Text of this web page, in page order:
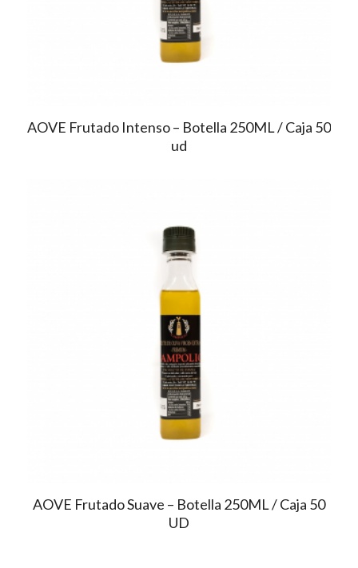
AOVE Frutado Intenso – Botella 250ML / Caja 50
ud
AOVE Frutado Suave – Botella 250ML / Caja 50
UD